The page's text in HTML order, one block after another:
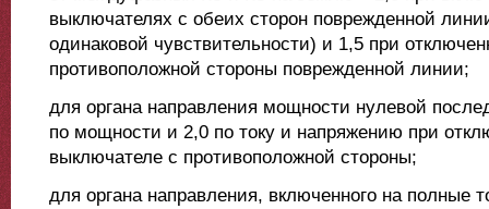
выключателях с обеих сторон поврежденной
одинаковой чувствительности) и 1,5 при
противоположной стороны поврежденной линии;
для органа направления мощности нулевой
по мощности и 2,0 по току и напряжению при
выключателе с противоположной стороны;
для органа направления, включенного на полные